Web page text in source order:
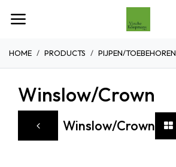
HOME PRODUCTS PIJPEN/TOEBEHOREN
Winslow/Crown
Winslow/Crown